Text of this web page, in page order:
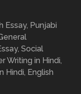
Essay, Punjabi
Social
Writing in Hindi,
Hindi, English